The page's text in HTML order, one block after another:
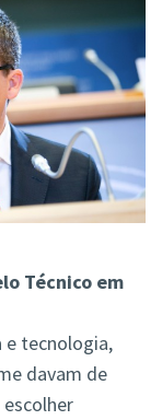
Técnico em
e tecnologia,
davam de